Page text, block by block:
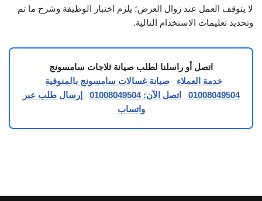
لا يتوقف العمل عند زوال العرض؛ يلزم اختبار الوظيفة وشرح ما تم
وتحديد تعليمات الاستخدام التالية.
اتصل أو راسلنا لطلب صيانة ثلاجات سامسونج
خدمة العملاء
صيانة غسالات سامسونج بالمنوفية
01008049504
اتصل الآن: 01008049504
إرسال طلب عبر
واتساب